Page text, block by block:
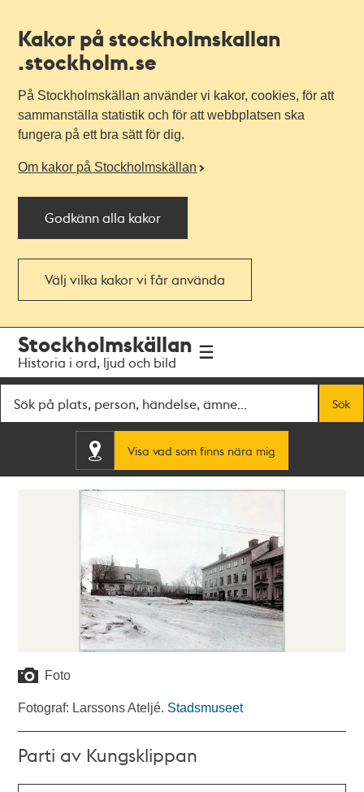
Kakor på stockholmskallan
.stockholm.se
På Stockholmskällan använder vi kakor, cookies, för att
sammanställa statistik och för att webbplatsen ska
fungera på ett bra sätt för dig.
Om kakor på Stockholmskällan
Godkänn alla kakor
Välj vilka kakor vi får använda
navigationen
huvudinnehållet
Stockholmskällan
Historia i ord, ljud och bild
Sök
Visa vad som finns nära mig
Foto
Fotograf: Larssons Ateljé. Stadsmuseet
Parti av Kungsklippan